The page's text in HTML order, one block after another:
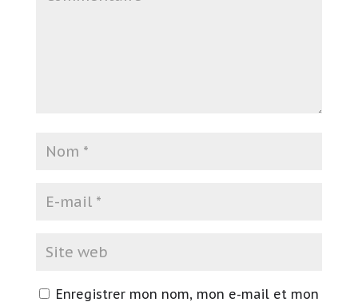
Enregistrer mon nom, mon e-mail et mon